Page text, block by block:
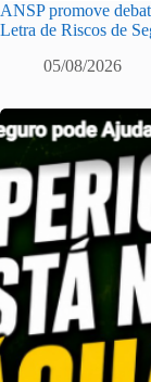
ANSP promove
Letra de Riscos de
05/08/2026